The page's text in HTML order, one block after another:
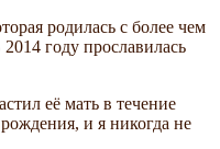
родилась с более чем
году прославилась
её мать в течение
и я никогда не